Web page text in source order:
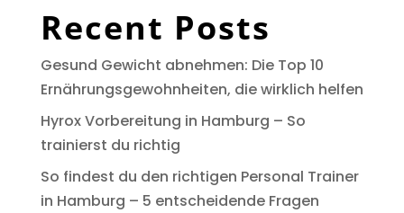
Recent Posts
Gesund Gewicht abnehmen: Die Top 10
Ernährungsgewohnheiten, die wirklich helfen
Hyrox Vorbereitung in Hamburg – So
trainierst du richtig
So findest du den richtigen Personal Trainer
in Hamburg – 5 entscheidende Fragen